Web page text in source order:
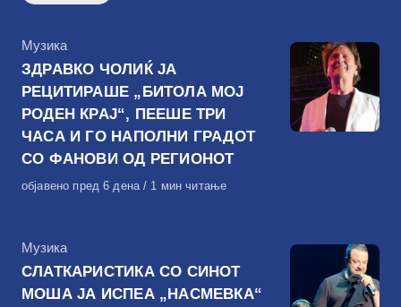
КАтегорија
Музика
ЗДРАВКО ЧОЛИЌ ЈА
РЕЦИТИРАШЕ „БИТОЛА МОЈ
РОДЕН КРАЈ“, ПЕЕШЕ ТРИ
ЧАСА И ГО НАПОЛНИ ГРАДОТ
СО ФАНОВИ ОД РЕГИОНОТ
Објавено
објавено пред 6 дена 1 мин читање
КАтегорија
Музика
СЛАТКАРИСТИКА СО СИНОТ
МОША ЈА ИСПЕА „НАСМЕВКА“